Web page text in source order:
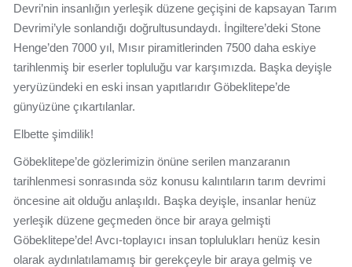
Devri’nin insanlığın yerleşik düzene geçişini de kapsayan Tarım
Devrimi’yle sonlandığı doğrultusundaydı. İngiltere’deki Stone
Henge’den 7000 yıl, Mısır piramitlerinden 7500 daha eskiye
tarihlenmiş bir eserler topluluğu var karşımızda. Başka deyişle
yeryüzündeki en eski insan yapıtlarıdır Göbeklitepe’de
günyüzüne çıkartılanlar.
Elbette şimdilik!
Göbeklitepe’de gözlerimizin önüne serilen manzaranın
tarihlenmesi sonrasında söz konusu kalıntıların tarım devrimi
öncesine ait olduğu anlaşıldı. Başka deyişle, insanlar henüz
yerleşik düzene geçmeden önce bir araya gelmişti
Göbeklitepe’de! Avcı-toplayıcı insan toplulukları henüz kesin
olarak aydınlatılamamış bir gerekçeyle bir araya gelmiş ve